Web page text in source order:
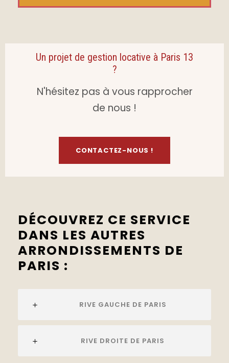
Un projet de gestion locative à Paris 13
?
N'hésitez pas à vous rapprocher
de nous !
CONTACTEZ-NOUS !
DÉCOUVREZ CE SERVICE
DANS LES AUTRES
ARRONDISSEMENTS DE
PARIS :
RIVE GAUCHE DE PARIS
RIVE DROITE DE PARIS